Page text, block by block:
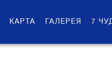
КАРТА ГАЛЕРЕЯ 7